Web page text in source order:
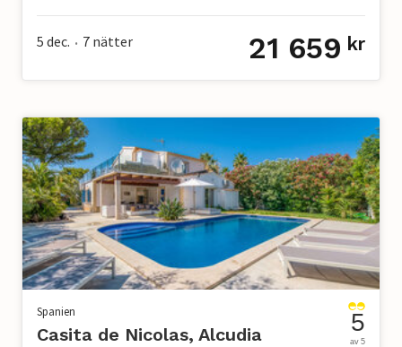
5 dec. • 7 nätter 21 659 kr
Spanien
Casita de Nicolas, Alcudia 5
av 5